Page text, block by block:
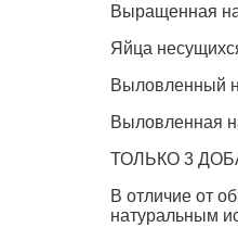
Выращенная
Яйца
Выловленный
Выловленная
ТОЛЬКО 3
В отличие от
натуральным